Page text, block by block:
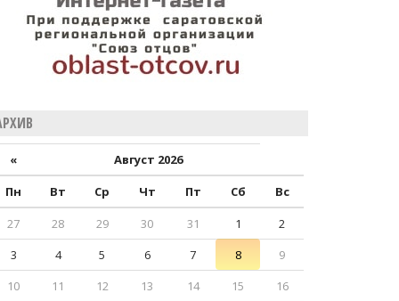
«
Август 2026
Пн
Вт Ср Чт Пт Сб
Вс
27
28 29 30 31 1
2
3
4 5 6 7 8
9
10
11 12 13 14 15
16